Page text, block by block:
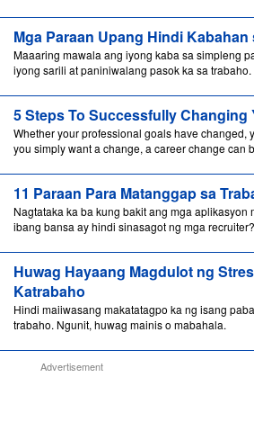
Mga Paraan Upang Hindi Kabahan
Maaaring mawala ang iyong kaba sa simpleng
iyong sarili at paniniwalang pasok ka sa trabaho.
5 Steps To Successfully Changing
Whether your professional goals have changed,
you simply want a change, a career change can
11 Paraan Para Matanggap sa
Nagtataka ka ba kung bakit ang mga aplikasyon
ibang bansa ay hindi sinasagot ng mga recruiter?
Huwag Hayaang Magdulot ng
Katrabaho
Hindi maiiwasang makatatagpo ka ng isang
trabaho. Ngunit, huwag mainis o mabahala.
Advertisement